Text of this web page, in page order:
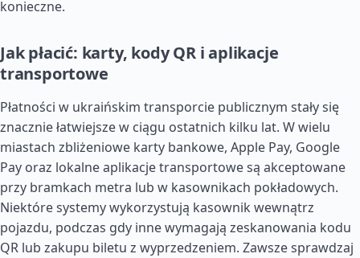
konieczne.
Jak płacić: karty, kody QR i aplikacje
transportowe
Płatności w ukraińskim transporcie publicznym stały się
znacznie łatwiejsze w ciągu ostatnich kilku lat. W wielu
miastach zbliżeniowe karty bankowe, Apple Pay, Google
Pay oraz lokalne aplikacje transportowe są akceptowane
przy bramkach metra lub w kasownikach pokładowych.
Niektóre systemy wykorzystują kasownik wewnątrz
pojazdu, podczas gdy inne wymagają zeskanowania kodu
QR lub zakupu biletu z wyprzedzeniem. Zawsze sprawdzaj